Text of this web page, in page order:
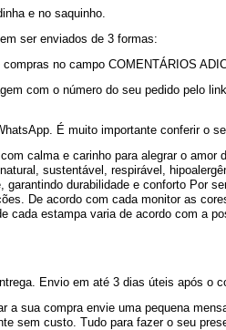
e no saquinho.
ser enviados de 3 formas:
no campo COMENTÁRIOS
com o número do seu pedido pelo
É muito importante conferir o
calma e carinho para alegrar o amor
sustentável, respirável,
garantindo durabilidade e conforto Por
De acordo com cada monitor as
cada estampa varia de acordo com a
Envio em até 3 dias úteis após o
a sua compra envie uma pequena
sem custo. Tudo para fazer o seu